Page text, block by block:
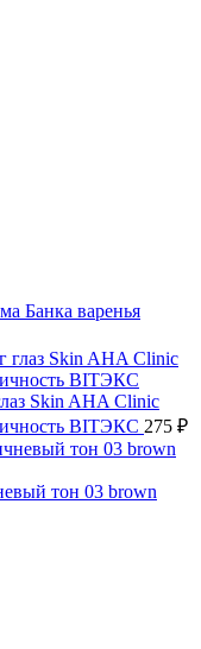
Банка варенья
Skin AHA Clinic
BITЭКС 275 ₽
тон 03 brown